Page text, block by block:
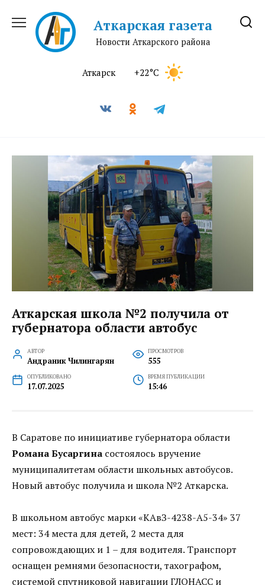
содержанию
Аткарская газета
Новости Аткарского района
Аткарск +22°C
Аткарская школа №2 получила от
губернатора области автобус
АВТОР
Андраник Чилингарян
ПРОСМОТРОВ
555
ОПУБЛИКОВАНО
17.07.2025
ВРЕМЯ ПУБЛИКАЦИИ
15:46
В Саратове по инициативе губернатора области
Романа Бусаргина состоялось вручение
муниципалитетам области школьных автобусов.
Новый автобус получила и школа №2 Аткарска.
В школьном автобус марки «КАвЗ-4238-А5-34» 37
мест: 34 места для детей, 2 места для
сопровождающих и 1 – для водителя. Транспорт
оснащен ремнями безопасности, тахографом,
системой спутниковой навигации ГЛОНАСС и